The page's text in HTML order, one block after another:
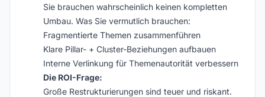
Sie brauchen wahrscheinlich keinen kompletten
Umbau. Was Sie vermutlich brauchen:
Fragmentierte Themen zusammenführen
Klare Pillar- + Cluster-Beziehungen aufbauen
Interne Verlinkung für Themenautorität verbessern
Die ROI-Frage:
Große Restrukturierungen sind teuer und riskant.